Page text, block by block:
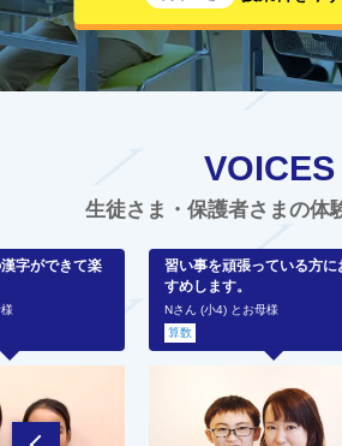
VOICES
生徒さま・保護者さまの体
字ができて楽
習い事を頑張っている方に
すめします。
Nさん (小4) とお母様
算数